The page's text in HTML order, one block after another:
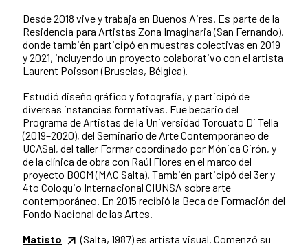
Desde 2018 vive y trabaja en Buenos Aires. Es parte de la
Residencia para Artistas Zona Imaginaria (San Fernando),
donde también participó en muestras colectivas en 2019
y 2021, incluyendo un proyecto colaborativo con el artista
Laurent Poisson (Bruselas, Bélgica).
Estudió diseño gráfico y fotografía, y participó de
diversas instancias formativas. Fue becario del
Programa de Artistas de la Universidad Torcuato Di Tella
(2019–2020), del Seminario de Arte Contemporáneo de
UCASal, del taller Formar coordinado por Mónica Girón, y
de la clínica de obra con Raúl Flores en el marco del
proyecto BOOM (MAC Salta). También participó del 3er y
4to Coloquio Internacional CIUNSA sobre arte
contemporáneo. En 2015 recibió la Beca de Formación del
Fondo Nacional de las Artes.
Matisto
(Salta, 1987) es artista visual. Comenzó su